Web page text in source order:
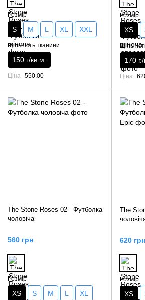
Розмір
S M L XL XXL
Щільність тканини
150 г/кв.м.
Ціна 550.00
Розмір
XS
170 г./
Ціна
The Stone Roses 02 - Футболка
чоловіча
560 грн
Розмір
XS S M L XL
The
620 грн
Розмір
XS